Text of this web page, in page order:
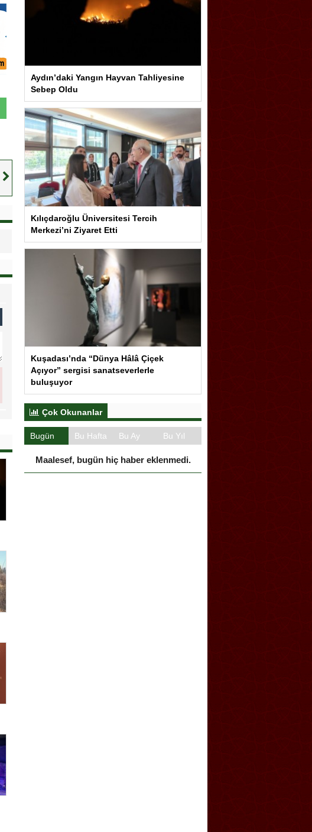
Aydın’daki Yangın Hayvan Tahliyesine
Sebep Oldu
Kılıçdaroğlu Üniversitesi Tercih
Merkezi’ni Ziyaret Etti
Kuşadası’nda “Dünya Hâlâ Çiçek
Açıyor” sergisi sanatseverlerle
buluşuyor
Çok Okunanlar
Bugün Bu Hafta Bu Ay Bu Yıl
Maalesef, bugün hiç haber eklenmedi.